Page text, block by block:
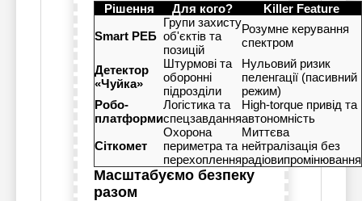
Рішення Для кого?
Killer Feature
Smart РЕБ
Групи захисту
об'єктів та
позицій
Розумне керування
спектром
Детектор
«Чуйка»
Штурмові та
оборонні
підрозділи
Нульовий ризик
пеленгації (пасивний
режим)
Робо-
платформи
Логістика та
спецзавдання
High-torque привід та
автономність
Сіткомет
Охорона
периметра та
перехоплення
Миттєва
нейтралізація без
радіовипромінювання
Масштабуємо безпеку
разом